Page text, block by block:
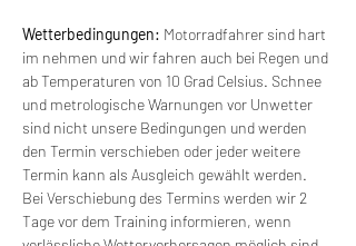
Wetterbedingungen: Motorradfahrer sind hart
im nehmen und wir fahren auch bei Regen und
ab Temperaturen von 10 Grad Celsius. Schnee
und metrologische Warnungen vor Unwetter
sind nicht unsere Bedingungen und werden
den Termin verschieben oder jeder weitere
Termin kann als Ausgleich gewählt werden.
Bei Verschiebung des Termins werden wir 2
Tage vor dem Training informieren, wenn